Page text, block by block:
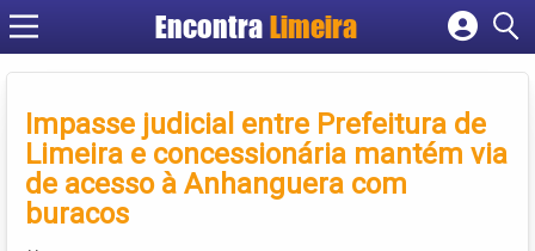
Encontra Limeira
Cadastrar empresa
Criar conta
Impasse judicial entre Prefeitura de
Limeira e concessionária mantém via
de acesso à Anhanguera com
buracos